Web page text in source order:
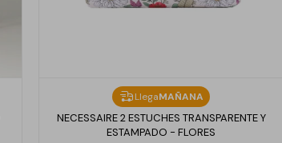
LlegaMAÑANA
NECESSAIRE 2 ESTUCHES TRANSPARENTE Y
ESTAMPADO - FLORES